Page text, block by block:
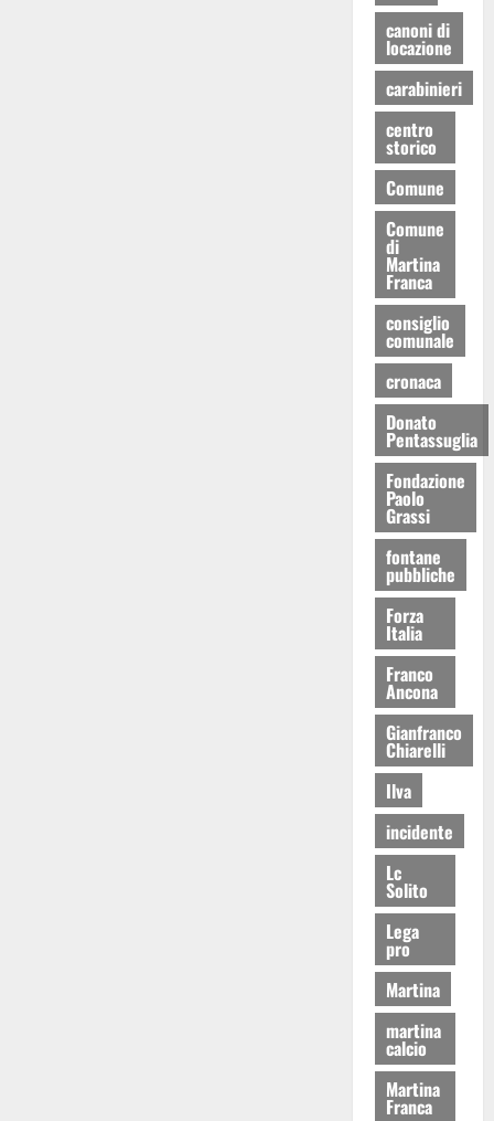
canoni di
locazione
carabinieri
centro
storico
Comune
Comune
di
Martina
Franca
consiglio
comunale
cronaca
Donato
Pentassuglia
Fondazione
Paolo
Grassi
fontane
pubbliche
Forza
Italia
Franco
Ancona
Gianfranco
Chiarelli
Ilva
incidente
Lc
Solito
Lega
pro
Martina
martina
calcio
Martina
Franca